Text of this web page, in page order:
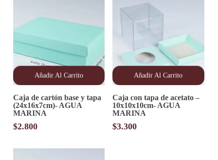
Añadir Al Carrito
Caja de cartón base y tapa
(24x16x7cm)- AGUA
MARINA
$2.800
Añadir Al Carrito
Caja con tapa de acetato –
10x10x10cm- AGUA
MARINA
$3.300